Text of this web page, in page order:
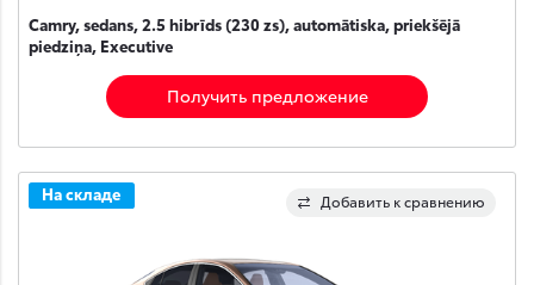
Camry, sedans, 2.5 hibrīds (230 zs), automātiska, priekšējā
piedziņa, Executive
Получить предложение
Добавить к сравнению
На складе